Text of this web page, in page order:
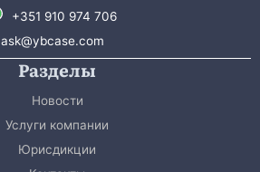
+351 910 974 706
ask@ybcase.com
Разделы
Новости
Услуги компании
Юрисдикции